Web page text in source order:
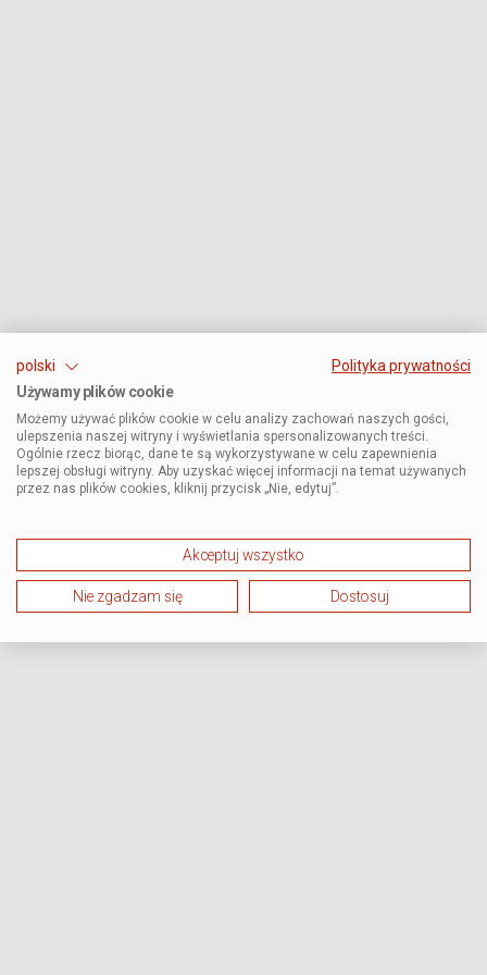
polski
Polityka prywatności
Używamy plików cookie
Możemy używać plików cookie w celu analizy zachowań naszych gości,
ulepszenia naszej witryny i wyświetlania spersonalizowanych treści.
Ogólnie rzecz biorąc, dane te są wykorzystywane w celu zapewnienia
lepszej obsługi witryny. Aby uzyskać więcej informacji na temat używanych
przez nas plików cookies, kliknij przycisk „Nie, edytuj”.
Akceptuj wszystko
Nie zgadzam się Dostosuj